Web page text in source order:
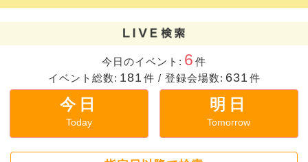
今日のイベント: 6 件
イベント総数: 181 件 / 登録会場数: 631 件
今日
Today
明日
Tomorrow